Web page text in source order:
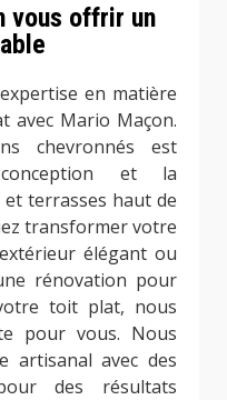
vous offrir un
en matière
avec Mario Maçon.
chevronnés est
et la
terrasses haut de
transformer votre
élégant ou
rénovation pour
toit plat, nous
pour vous. Nous
artisanal avec des
des résultats